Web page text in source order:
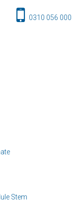
0310 056 000
Stem